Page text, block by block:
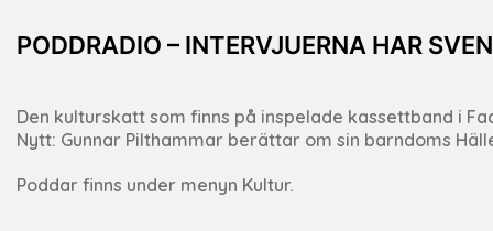
PODDRADIO – INTERVJUERNA HAR
Den kulturskatt som finns på inspelade kassettband i
Nytt: Gunnar Pilthammar berättar om sin barndoms
Poddar finns under menyn Kultur.